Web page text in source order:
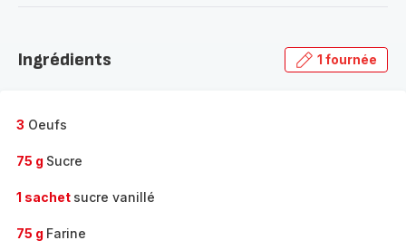
gamme
Ingrédients 1 fournée
3 Oeufs
75 g Sucre
1 sachet sucre vanillé
75 g Farine